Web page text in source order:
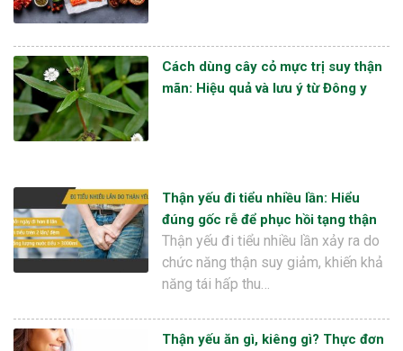
Cách dùng cây cỏ mực trị suy thận
mãn: Hiệu quả và lưu ý từ Đông y
Thận yếu đi tiểu nhiều lần: Hiểu
đúng gốc rễ để phục hồi tạng thận
Thận yếu đi tiểu nhiều lần xảy ra do
chức năng thận suy giảm, khiến khả
năng tái hấp thu…
Thận yếu ăn gì, kiêng gì? Thực đơn